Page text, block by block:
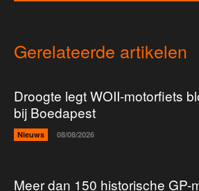
Gerelateerde artikelen
Droogte legt WOII-motorfiets
bij Boedapest
Nieuws 08/08/2026
Meer dan 150 historische GP-